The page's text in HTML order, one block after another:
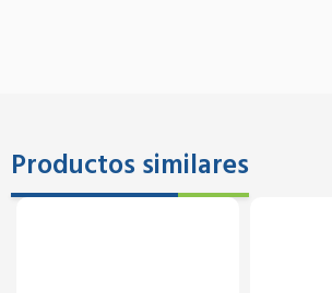
Productos similares